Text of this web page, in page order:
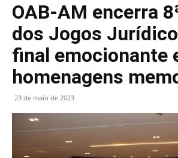
OAB-AM encerra
dos Jogos
final emocionante
homenagens
23 de maio de 2023